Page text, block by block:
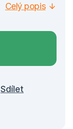
Celý popis
Sdílet